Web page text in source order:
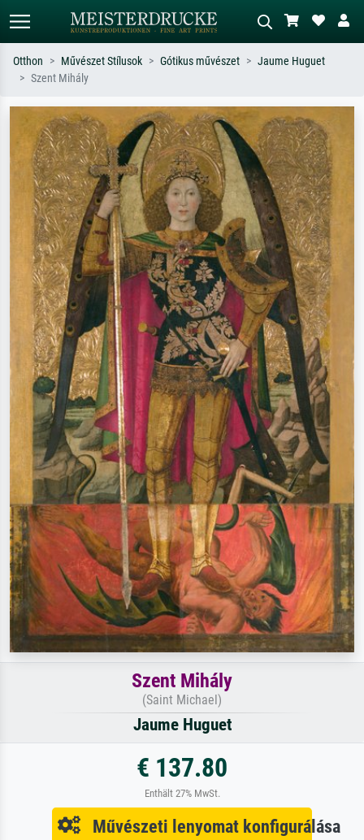
Keressen művész, műcím vagy stílus
szerint – pl. Monet, Csillagos éj,
impresszionizmus, Hokusai-hullám,
akt.
Írja le a jelenetet – pl. zöld rét, sok
piros absztrakt, sötét olajkép, álló akt
egy fa mellett.
Otthon Művészet Stílusok Gótikus művészet
Jaume Huguet
Szent Mihály
Szent Mihály
(Saint Michael)
Jaume Huguet
€ 137.80
Enthält 27% MwSt.
Művészeti lenyomat konfigurálása